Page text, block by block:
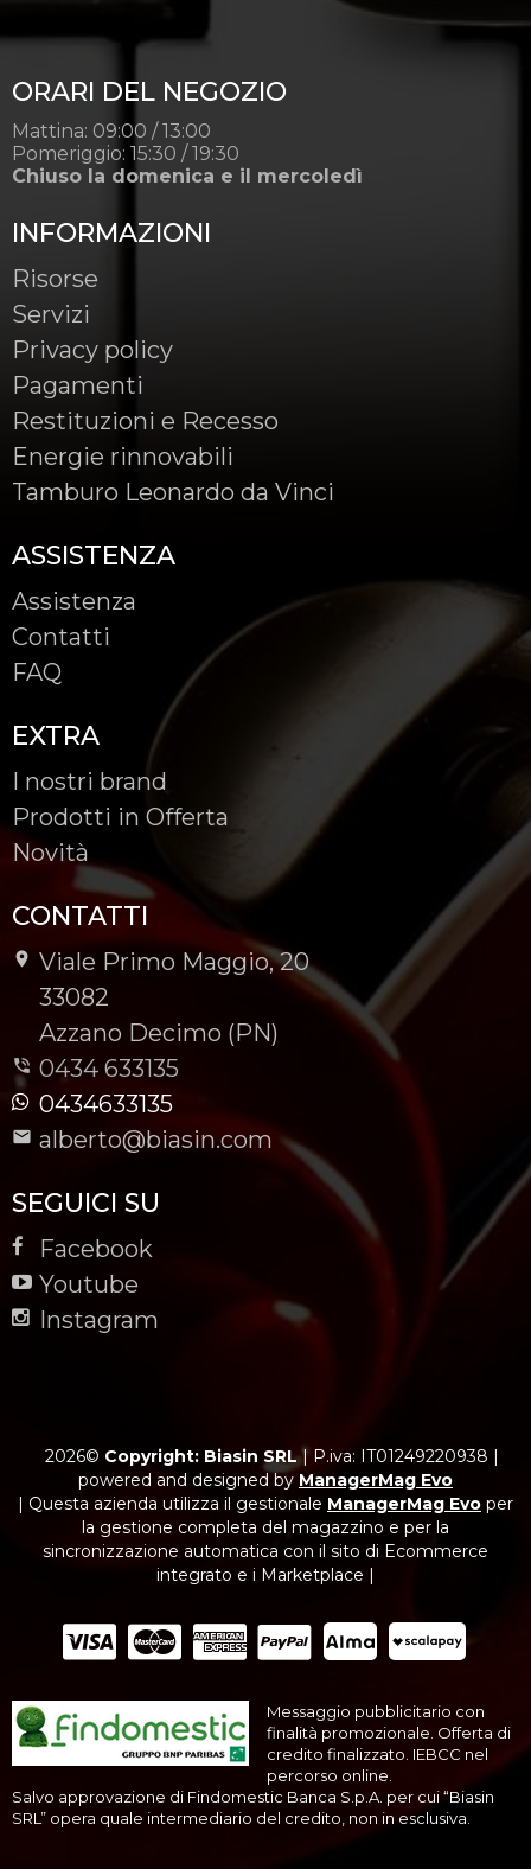
ORARI DEL NEGOZIO
Mattina: 09:00 / 13:00
Pomeriggio: 15:30 / 19:30
Chiuso la domenica e il mercoledì
INFORMAZIONI
Risorse
Servizi
Privacy policy
Pagamenti
Restituzioni e Recesso
Energie rinnovabili
Tamburo Leonardo da Vinci
ASSISTENZA
Assistenza
Contatti
FAQ
EXTRA
I nostri brand
Prodotti in Offerta
Novità
CONTATTI
Viale Primo Maggio, 20
-
33082
-
Azzano Decimo (PN)
0434 633135
0434633135
alberto@biasin.com
SEGUICI SU
Facebook
Youtube
Instagram
2026© Copyright: Biasin SRL| P.iva: IT01249220938 |
powered and designed by ManagerMag Evo
| Questa azienda utilizza il gestionale ManagerMag Evo per
la gestione completa del magazzino e per la
sincronizzazione automatica con il sito di Ecommerce
integrato e i Marketplace |
Messaggio pubblicitario con
finalità promozionale. Offerta di
credito finalizzato. IEBCC nel
percorso online.
Salvo approvazione di Findomestic Banca S.p.A. per cui “Biasin
SRL” opera quale intermediario del credito, non in esclusiva.